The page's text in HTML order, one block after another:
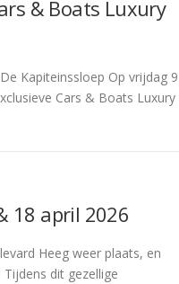
& Boats Luxury
Kapiteinssloep Op vrijdag 9
Cars & Boats Luxury
18 april 2026
Heeg weer plaats, en
dit gezellige